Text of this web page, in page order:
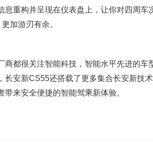
息重构并呈现在仪表盘上，让你对四周
加游刃有余。
商都很关注智能科技，智能水平先进的
长安新CS55还搭载了更多集合长安新技
带来安全便捷的智能驾乘新体验。